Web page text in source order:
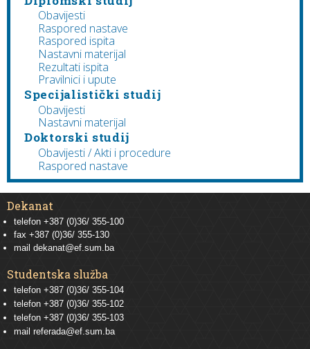
Obavijesti
Raspored nastave
Raspored ispita
Nastavni materijal
Rezultati ispita
Pravilnici i upute
Specijalistički studij
Obavijesti
Nastavni materijal
Doktorski studij
Obavijesti / Akti i procedure
Raspored nastave
Dekanat
telefon +387 (0)36/ 355-100
fax +387 (0)36/ 355-130
mail dekanat@ef.sum.ba
Studentska služba
telefon +387 (0)36/ 355-104
telefon +387 (0)36/ 355-102
telefon +387 (0)36/ 355-103
mail referada@ef.sum.ba